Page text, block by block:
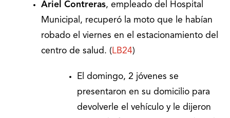
Ariel Contreras, empleado del Hospital
Municipal, recuperó la moto que le habían
robado el viernes en el estacionamiento del
centro de salud. ( LB24)
El domingo, 2 jóvenes se
presentaron en su domicilio para
devolverle el vehículo y le dijeron